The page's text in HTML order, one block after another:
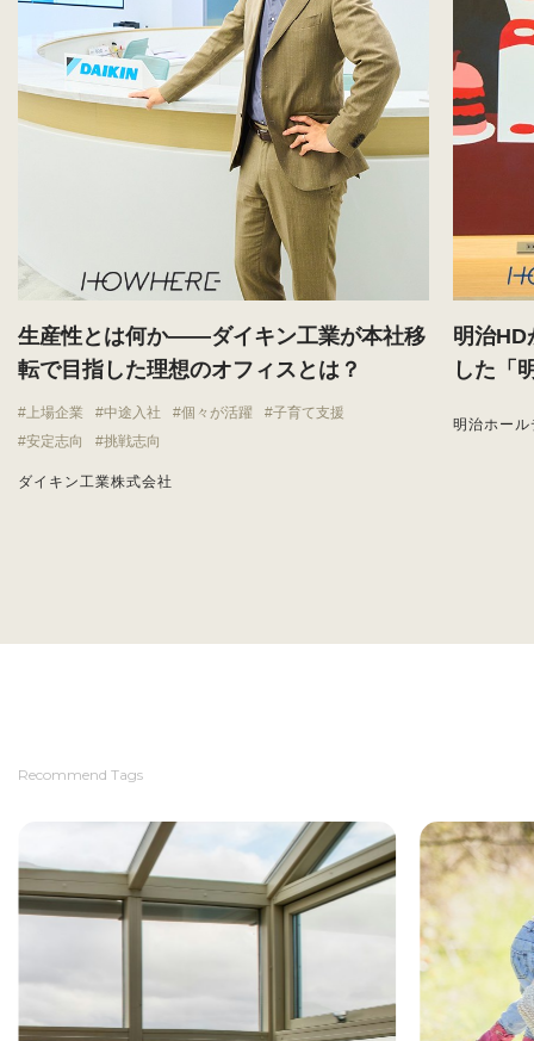
生産性とは何か——ダイキン工業が本社移
転で目指した理想のオフィスとは？
上場企業 中途入社 個々が活躍
子育て支援
安定志向
挑戦志向
ダイキン工業株式会社
明治HD
した「
明治ホー
Recommend Tags